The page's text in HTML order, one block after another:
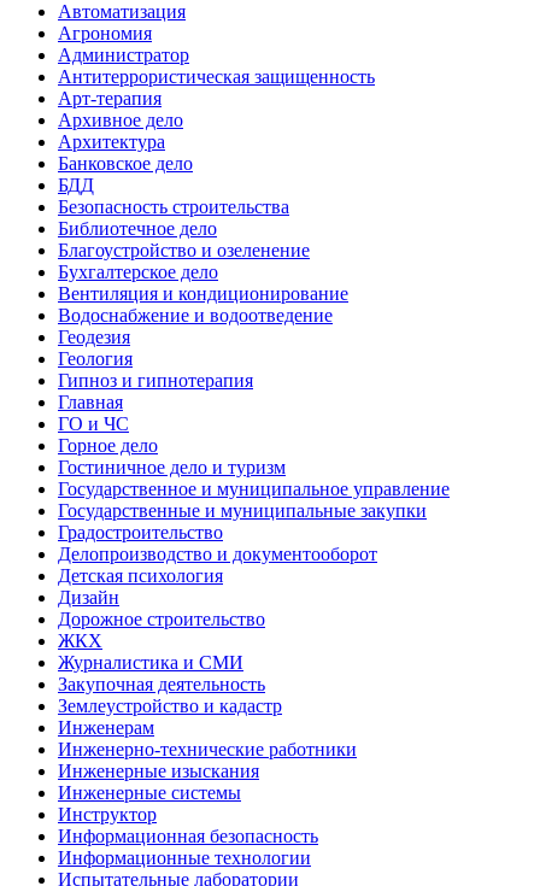
Автоматизация
Агрономия
Администратор
Антитеррористическая защищенность
Арт-терапия
Архивное дело
Архитектура
Банковское дело
БДД
Безопасность строительства
Библиотечное дело
Благоустройство и озеленение
Бухгалтерское дело
Вентиляция и кондиционирование
Водоснабжение и водоотведение
Геодезия
Геология
Гипноз и гипнотерапия
Главная
ГО и ЧС
Горное дело
Гостиничное дело и туризм
Государственное и муниципальное управление
Государственные и муниципальные закупки
Градостроительство
Делопроизводство и документооборот
Детская психология
Дизайн
Дорожное строительство
ЖКХ
Журналистика и СМИ
Закупочная деятельность
Землеустройство и кадастр
Инженерам
Инженерно-технические работники
Инженерные изыскания
Инженерные системы
Инструктор
Информационная безопасность
Информационные технологии
Испытательные лаборатории